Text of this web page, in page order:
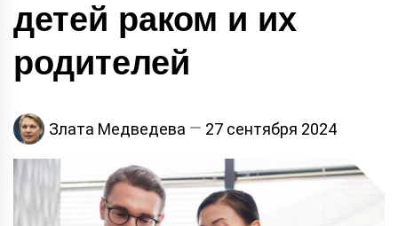
детей раком и их
родителей
Злата Медведева 27 сентября 2024